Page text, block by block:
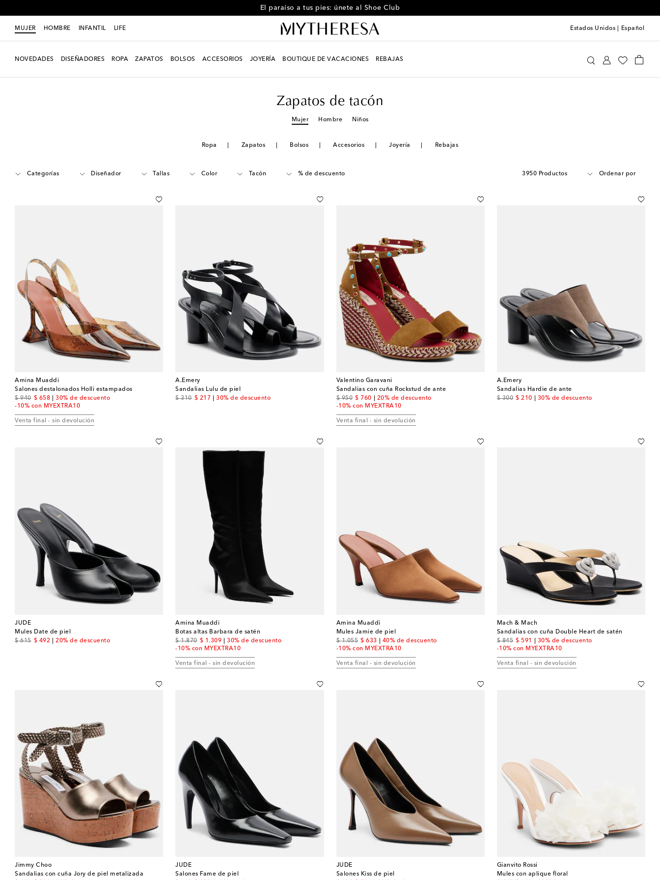
El paraíso a tus pies: únete al Shoe Club
MUJER HOMBRE INFANTIL LIFE Estados Unidos Español
NOVEDADES DISEÑADORES ROPA ZAPATOS BOLSOS ACCESORIOS JOYERÍA BOUTIQUE DE VACACIONES REBAJAS
Zapatos de tacón
Mujer Hombre Niños
Ropa Zapatos Bolsos Accesorios Joyería Rebajas
Categorías Diseñador Tallas Color Tacón % de descuento 3950 Productos Ordenar por
Amina Muaddi
Salones destalonados Holli estampados
$ 940
original price
$ 658
discount price30% de descuento
-10% con MYEXTRA10
Venta final - sin devolución
A.Emery
Sandalias Lulu de piel
$ 310
original price
$ 217
discount price30% de descuento
Valentino Garavani
Sandalias con cuña Rockstud de ante
$ 950
original price
$ 760
discount price20% de descuento
-10% con MYEXTRA10
Venta final - sin devolución
A.Emery
Sandalias Hardie de ante
$ 300
original price
$ 210
discount price30% de descuento
JUDE
Mules Date de piel
$ 615
original price
$ 492
discount price20% de descuento
Amina Muaddi
Botas altas Barbara de satén
$ 1.870
original price
$ 1.309
discount price30% de descuento
-10% con MYEXTRA10
Venta final - sin devolución
Amina Muaddi
Mules Jamie de piel
$ 1.055
original price
$ 633
discount price40% de descuento
-10% con MYEXTRA10
Venta final - sin devolución
Mach & Mach
Sandalias con cuña Double Heart de satén
$ 845
original price
$ 591
discount price30% de descuento
-10% con MYEXTRA10
Venta final - sin devolución
Jimmy Choo
Sandalias con cuña Jory de piel metalizada
JUDE
Salones Fame de piel
JUDE
Salones Kiss de piel
Gianvito Rossi
Mules con aplique floral